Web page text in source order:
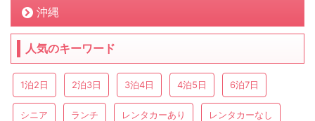
沖縄
人気のキーワード
1泊2日 2泊3日 3泊4日 4泊5日 6泊7日
シニア ランチ レンタカーあり レンタカーなし